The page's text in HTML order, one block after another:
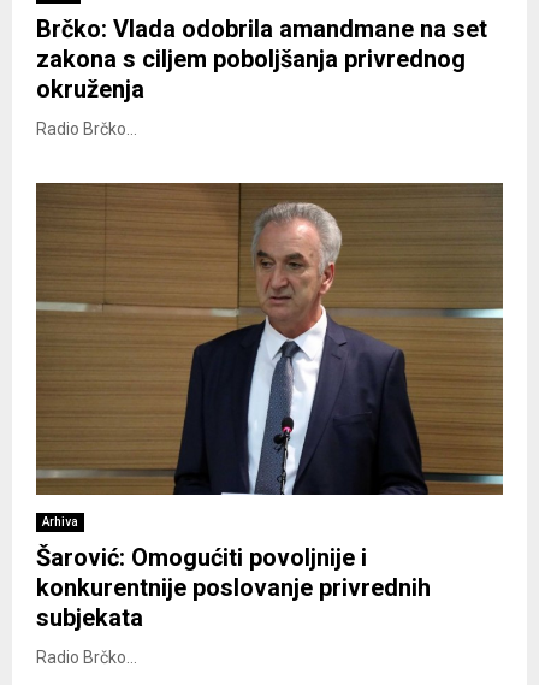
Brčko: Vlada odobrila amandmane na set
zakona s ciljem poboljšanja privrednog
okruženja
Radio Brčko...
Arhiva
Šarović: Omogućiti povoljnije i
konkurentnije poslovanje privrednih
subjekata
Radio Brčko...